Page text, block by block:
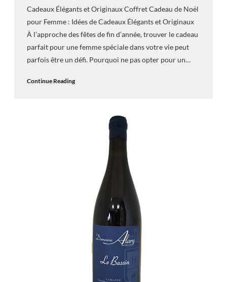
Cadeaux Élégants et Originaux Coffret Cadeau de Noël
pour Femme : Idées de Cadeaux Élégants et Originaux
À l’approche des fêtes de fin d’année, trouver le cadeau
parfait pour une femme spéciale dans votre vie peut
parfois être un défi. Pourquoi ne pas opter pour un…
Continue Reading